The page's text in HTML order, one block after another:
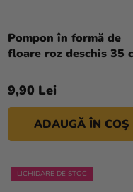
Pompon în formă de
floare roz deschis 35
9,90 Lei
ADAUGĂ ÎN COŞ
LICHIDARE DE STOC